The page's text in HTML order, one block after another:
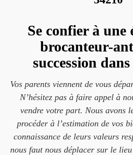
Se confier à une
brocanteur-
succession
Vos parents viennent de vous
N’hésitez pas à faire appel à
vendre votre part. Nous avons
procéder à l’estimation de vos
connaissance de leurs valeurs
nous faut nous déplacer sur le